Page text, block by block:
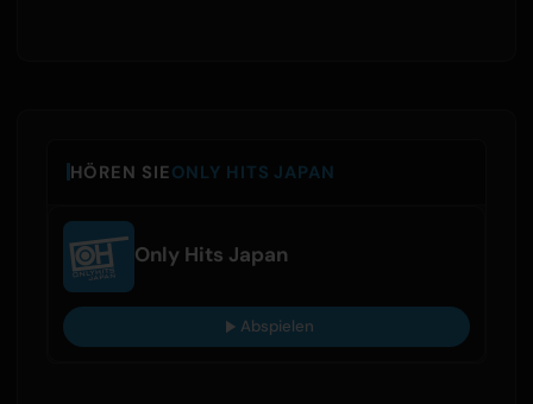
HÖREN SIEONLY HITS JAPAN
Only Hits Japan
Abspielen